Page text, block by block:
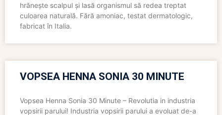
hrănește scalpul și lasă organismul să redea treptat
culoarea naturală. Fără amoniac, testat dermatologic,
fabricat în Italia.
VOPSEA HENNA SONIA 30 MINUTE
Vopsea Henna Sonia 30 Minute – Revolutia in industria
vopsirii parului! Industria vopsirii parului a evoluat de-a